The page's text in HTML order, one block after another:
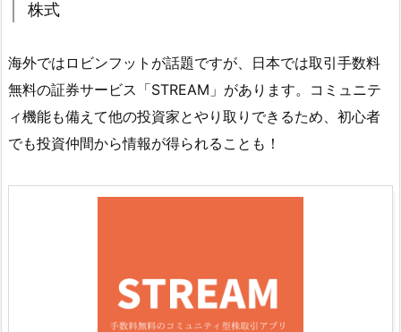
株式
海外ではロビンフットが話題ですが、日本では取引手数料
無料の証券サービス「STREAM」があります。コミュニテ
ィ機能も備えて他の投資家とやり取りできるため、初心者
でも投資仲間から情報が得られることも！